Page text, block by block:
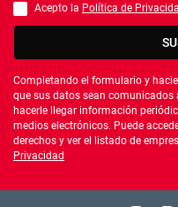
Debes aceptar la política de
Acepto la Política de
Completando el formulario y
que sus datos sean comunicados
hacerle llegar información
medios electrónicos. Puede
derechos y ver el listado de
Privacidad